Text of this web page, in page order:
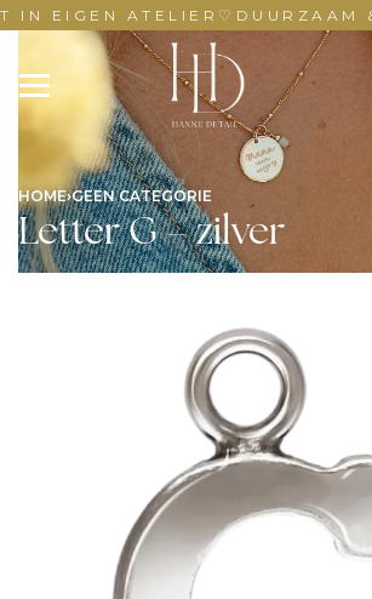
IN EIGEN ATELIER♡ DUURZAAM
HOME›GEEN CATEGORIE
Letter G – zilver